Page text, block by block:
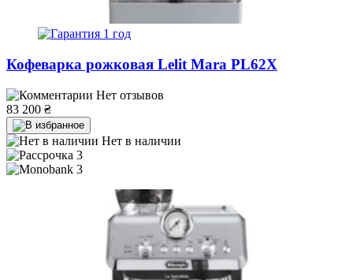
1 год
Кофеварка рожковая Lelit Mara PL62X
Нет отзывов
83 200 ₴
Нет в наличии
3
3